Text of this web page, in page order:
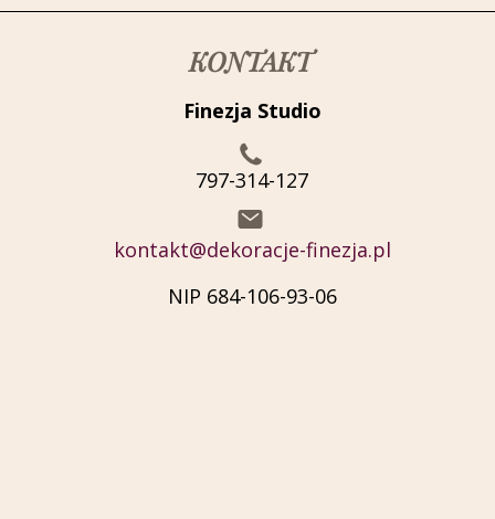
KONTAKT
Finezja Studio
797-314-127
kontakt@dekoracje-finezja.pl
NIP 684-106-93-06